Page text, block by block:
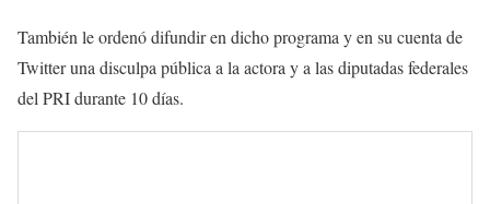
También le ordenó difundir en dicho programa y en su cuenta de
Twitter una disculpa pública a la actora y a las diputadas federales
del PRI durante 10 días.